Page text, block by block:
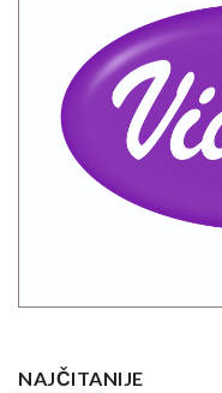
NAJČITANIJE